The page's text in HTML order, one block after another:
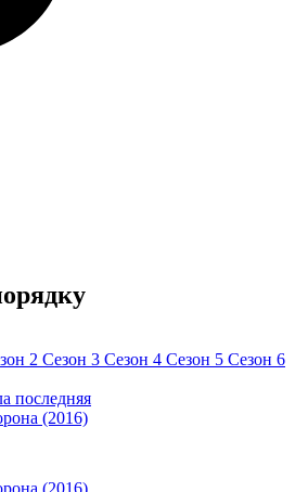
2 Сезон 3 Сезон 4 Сезон 5 Сезон 6
последняя